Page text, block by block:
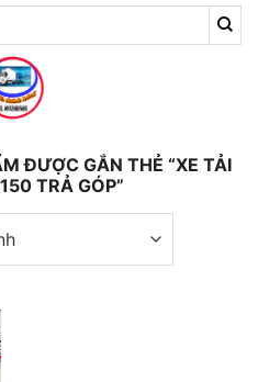
ĐƯỢC GẮN THẺ “XE TẢI
TRẢ GÓP”